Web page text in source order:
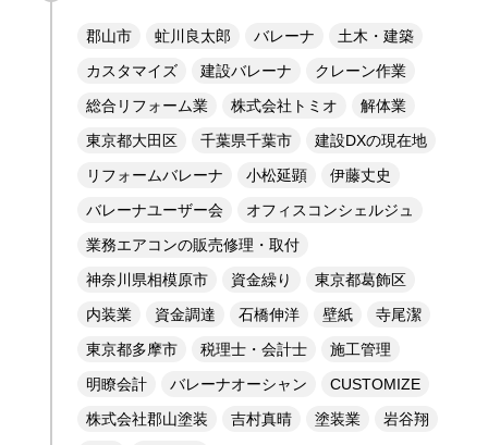
郡山市 虻川良太郎 バレーナ
土木・建築
カスタマイズ
建設バレーナ
クレーン作業
総合リフォーム業
株式会社トミオ
解体業
東京都大田区
千葉県千葉市
建設DXの現在地
リフォームバレーナ
小松延顕
伊藤丈史
バレーナユーザー会
オフィスコンシェルジュ
業務エアコンの販売修理・取付
神奈川県相模原市
資金繰り
東京都葛飾区
内装業
資金調達 石橋伸洋 壁紙
寺尾潔
東京都多摩市
税理士・会計士
施工管理
明瞭会計
バレーナオーシャン
CUSTOMIZE
株式会社郡山塗装
吉村真晴 塗装業
岩谷翔